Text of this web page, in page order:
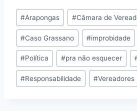
c
e
b
o
o
k
at
s
A
p
p
e
gr
a
m
e
s
k
y
Tags
do
Post:
#Arapongas #Câmara de
#Caso Grassano #improbidade
#Política #pra não esquecer
#Responsabilidade #Vereadores